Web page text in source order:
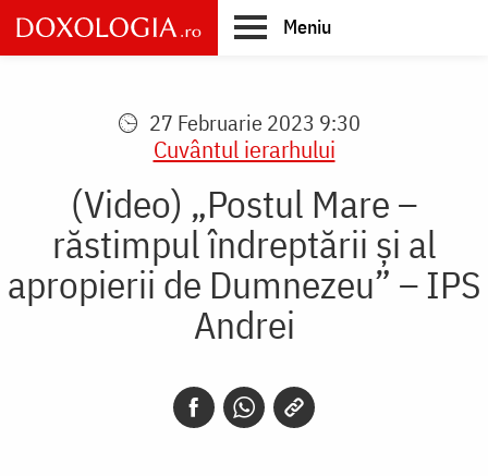
Skip
to
main
Meniu
27 Februarie 2023 9:30
Cuvântul ierarhului
(Video) „Postul Mare –
răstimpul îndreptării și al
apropierii de Dumnezeu” – IPS
Andrei